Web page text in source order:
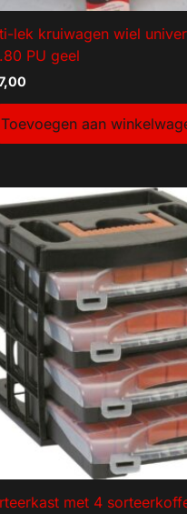
lek kruiwagen wiel
PU geel
Toevoegen aan
met 4